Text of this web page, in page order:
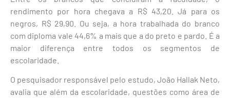
rendimento por hora chegava a R$ 43,20. Já para os
negros, R$ 29,90. Ou seja, a hora trabalhada do branco
com diploma vale 44,6% a mais que a do preto e pardo. É a
maior diferença entre todos os segmentos de
escolaridade.
O pesquisador responsável pelo estudo, João Hallak Neto,
avalia que além da escolaridade, questões como área de